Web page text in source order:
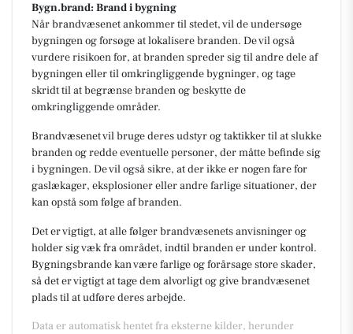
Bygn.brand: Brand i bygning
Når brandvæsenet ankommer til stedet, vil de undersøge
bygningen og forsøge at lokalisere branden. De vil også
vurdere risikoen for, at branden spreder sig til andre dele af
bygningen eller til omkringliggende bygninger, og tage
skridt til at begrænse branden og beskytte de
omkringliggende områder.
Brandvæsenet vil bruge deres udstyr og taktikker til at slukke
branden og redde eventuelle personer, der måtte befinde sig
i bygningen. De vil også sikre, at der ikke er nogen fare for
gaslækager, eksplosioner eller andre farlige situationer, der
kan opstå som følge af branden.
Det er vigtigt, at alle følger brandvæsenets anvisninger og
holder sig væk fra området, indtil branden er under kontrol.
Bygningsbrande kan være farlige og forårsage store skader,
så det er vigtigt at tage dem alvorligt og give brandvæsenet
plads til at udføre deres arbejde.
Data er automatisk hentet fra eksterne kilder, herunder